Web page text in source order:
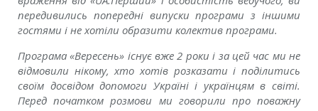
передивились попередні випуски програми з іншими
гостями і не хотіли образити колектив програми.
Програма «Вересень» існує вже 2 роки і за цей час ми не
відмовили нікому, хто хотів розказати і поділитись
своїм досвідом допомоги Україні і українцям в світі.
Перед початком розмови ми говорили про поважну